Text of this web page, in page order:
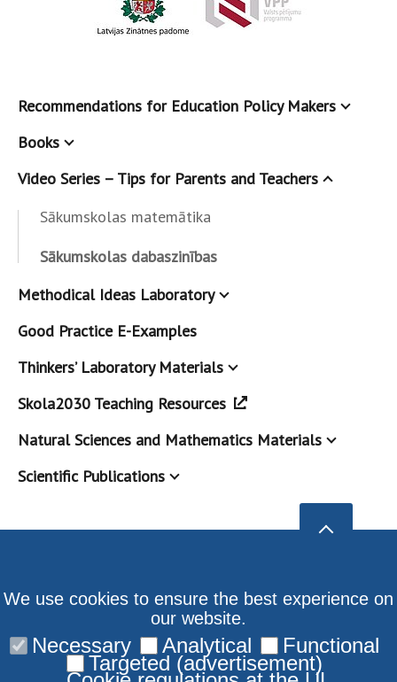
Recommendations for Education Policy Makers
Books
Video Series – Tips for Parents and Teachers
Sākumskolas matemātika
Sākumskolas dabaszinības
Methodical Ideas Laboratory
Good Practice E-Examples
Thinkers’ Laboratory Materials
Skola2030 Teaching Resources
Natural Sciences and Mathematics Materials
Scientific Publications
We use cookies to ensure the best experience on
our website.
Necessary Analytical Functional
Targeted (advertisement)